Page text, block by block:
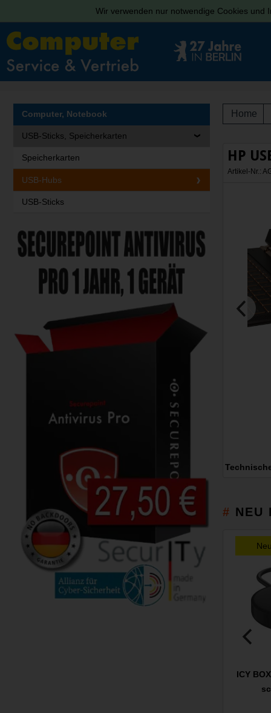
Wir verwenden nur notwendige Cookies und
Home
HP
Artikel-Nr.:
NEU
ICY
Computer, Notebook
USB-Sticks, Speicherkarten
Speicherkarten
USB-Hubs
USB-Sticks